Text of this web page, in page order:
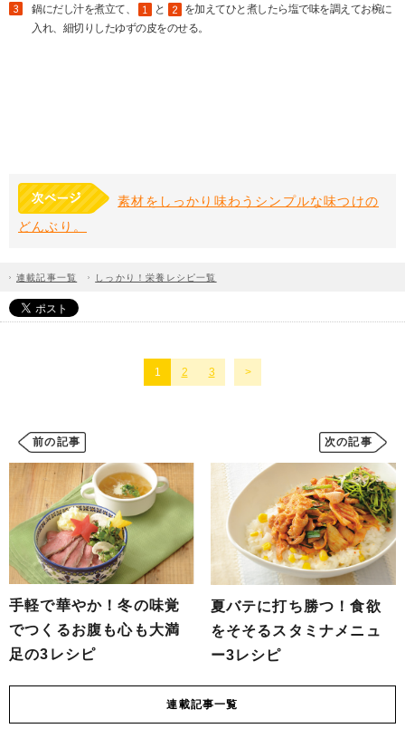
鍋にだし汁を煮立て、 と
を加えてひと煮したら塩で味を調えてお椀に
入れ、細切りしたゆずの皮をのせる。
素材をしっかり味わうシンプルな味つけの
どんぶり。
連載記事一覧 しっかり！栄養レシピ一覧
1 2 3
前の記事
手軽で華やか！冬の味覚
でつくるお腹も心も大満
足の3レシピ
次の記事
夏バテに打ち勝つ！食欲
をそそるスタミナメニュ
ー3レシピ
連載記事一覧